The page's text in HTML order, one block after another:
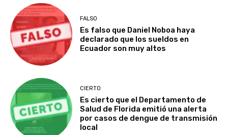
FALSO
Es falso que Daniel Noboa haya
declarado que los sueldos en
Ecuador son muy altos
CIERTO
Es cierto que el Departamento de
Salud de Florida emitió una alerta
por casos de dengue de transmisión
local